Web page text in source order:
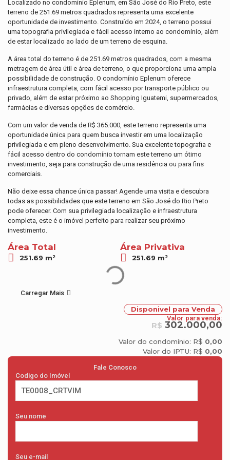
Localizado no condomínio Eplenum, em São José do Rio Preto, este
terreno de 251.69 metros quadrados representa uma excelente
oportunidade de investimento. Construído em 2024, o terreno possui
uma topografia privilegiada e fácil acesso interno ao condomínio, além
de estar localizado ao lado de um terreno de esquina.
A área total do terreno é de 251.69 metros quadrados, com a mesma
metragem de área útil e área de terreno, o que proporciona uma ampla
possibilidade de construção. O condomínio Eplenum oferece
infraestrutura completa, com fácil acesso por transporte público ou
privado, além de estar próximo ao Shopping Iguatemi, supermercados,
farmácias e diversas opções de comércio.
Com um valor de venda de R$ 365.000, este terreno representa uma
oportunidade única para quem busca investir em uma localização
privilegiada e em pleno desenvolvimento. Sua excelente topografia e
fácil acesso dentro do condomínio tornam este terreno um ótimo
investimento, seja para construção de uma residência ou para fins
comerciais.
Não deixe essa chance única passar! Agende uma visita e descubra
todas as possibilidades que este terreno em São José do Rio Preto
pode oferecer. Com sua privilegiada localização e infraestrutura
completa, este é o imóvel perfeito para realizar seu próximo
investimento.
Área Total
251.69 m²
Área Privativa
251.69 m²
Carregar Mais
Disponivel para Venda
Valor para venda:
R$ 302.000,00
Valor do condomínio: R$ 0,00
Valor do IPTU: R$ 0,00
Fale Conosco
Codigo do Imóvel
Seu nome
Seu e-mail